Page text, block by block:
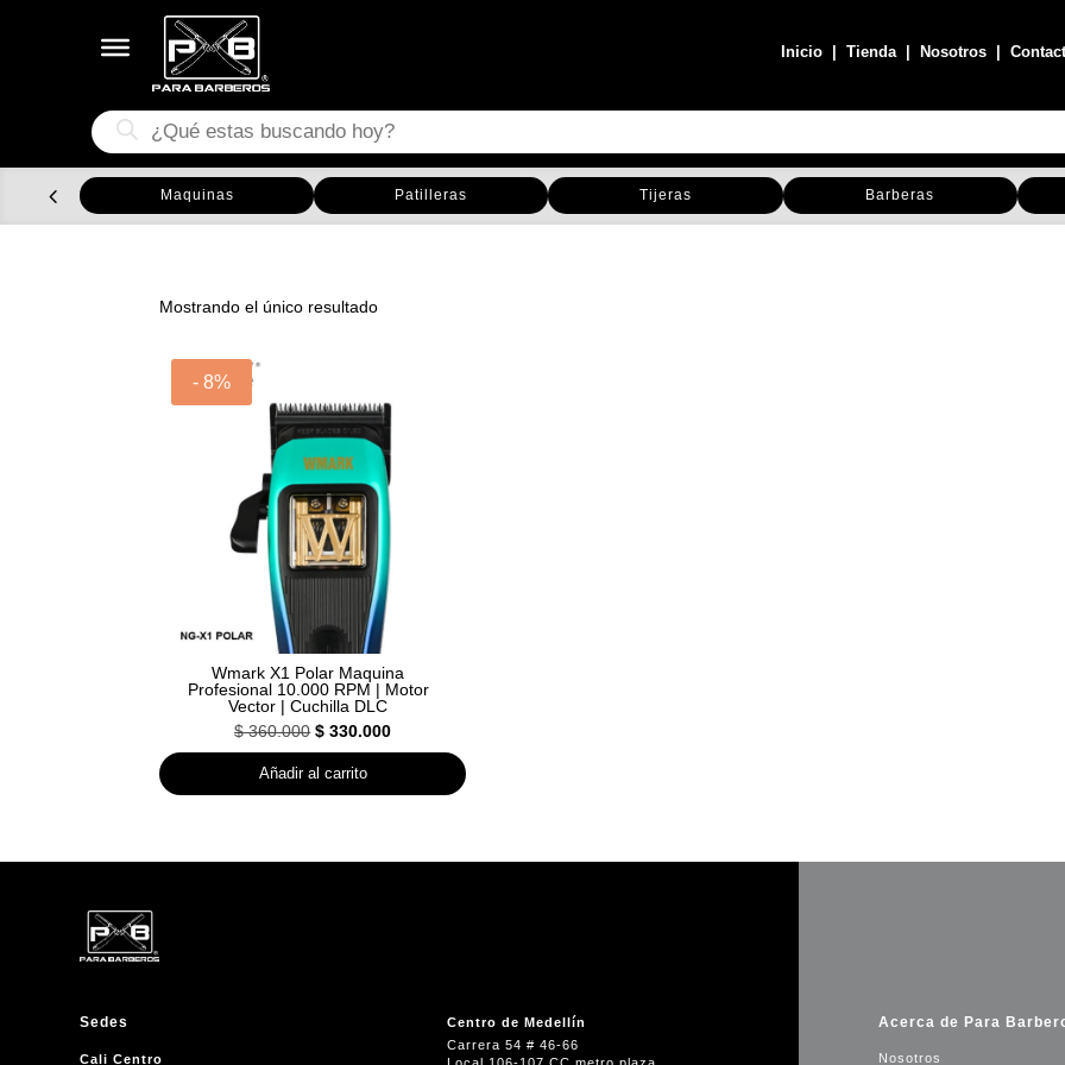
Inicio |Tienda| Nosotros |
Búsqueda
de
productos
Maquinas Patilleras Tijeras Barberas
Mostrando el único resultado
- 8%
Wmark X1 Polar Maquina
Profesional 10.000 RPM | Motor
Vector | Cuchilla DLC
$360.000 El
precio
original
$ 330.000El
precio
Añadir al carrito
Sedes
Cali Centro
Centro de Medellín
Carrera 54 # 46-66
Acerca de Para
Nosotros